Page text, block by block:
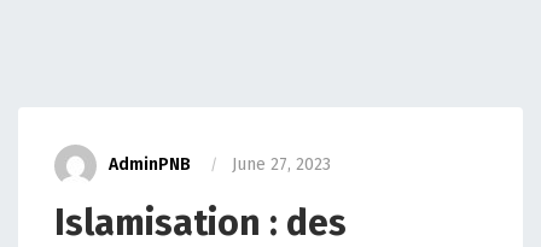
AdminPNB June 27, 2023
Islamisation : des